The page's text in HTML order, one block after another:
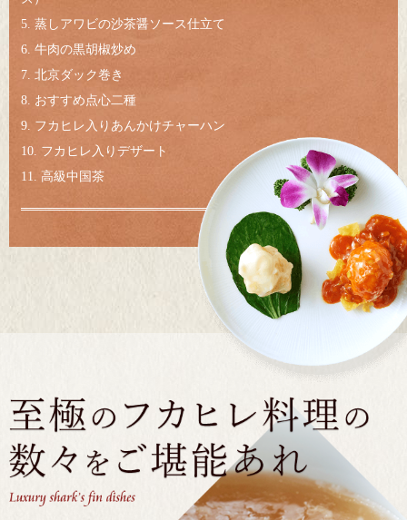
5. 蒸しアワビの沙茶醤ソース仕立て
6. 牛肉の黒胡椒炒め
7. 北京ダック巻き
8. おすすめ点心二種
9. フカヒレ入りあんかけチャーハン
10. フカヒレ入りデザート
11. 高級中国茶